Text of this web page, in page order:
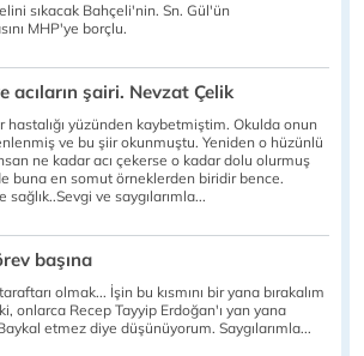
sıkacak Bahçeli'nin. Sn. Gül'ün
MHP'ye borçlu.
acıların şairi. Nevzat Çelik
hastalığı yüzünden kaybetmiştim. Okulda onun
ve bu şiir okunmuştu. Yeniden o hüzünlü
ne kadar acı çekerse o kadar dolu olurmuş
buna en somut örneklerden biridir bence.
ve saygılarımla...
başına
olmak... İşin bu kısmını bir yana bırakalım
onlarca Recep Tayyip Erdoğan'ı yan yana
etmez diye düşünüyorum. Saygılarımla...